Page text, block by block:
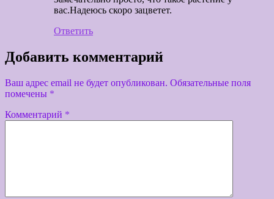
вас.Надеюсь скоро зацветет.
Ответить
Добавить комментарий
Ваш адрес email не будет опубликован. Обязательные поля
помечены *
Комментарий *